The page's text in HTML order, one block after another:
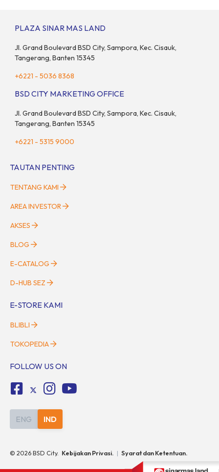
sebesar 14% dibandingkan dengan tahun sebelumnya. Kondisi
PLAZA SINAR MAS LAND
Jl. Grand Boulevard BSD City, Sampora, Kec. Cisauk,
Tangerang, Banten 15345
+6221 - 5036 8368
BSD CITY MARKETING OFFICE
Jl. Grand Boulevard BSD City, Sampora, Kec. Cisauk,
Tangerang, Banten 15345
+6221 - 5315 9000
TAUTAN PENTING
TENTANG KAMI
AREA INVESTOR
AKSES
BLOG
E-CATALOG
D-HUB SEZ
E-STORE KAMI
BLIBLI
TOKOPEDIA
FOLLOW US ON
ENG IND
© 2026BSD City. Kebijakan Privasi. | Syarat dan Ketentuan.